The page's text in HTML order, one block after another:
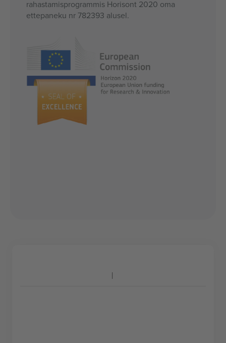
rahastamisprogrammis Horisont 2020 oma
ettepaneku nr 782393 alusel.